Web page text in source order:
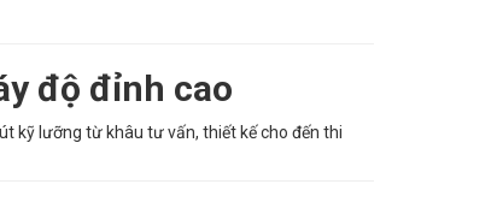
độ đỉnh cao
kỹ lưỡng từ khâu tư vấn, thiết kế cho đến thi